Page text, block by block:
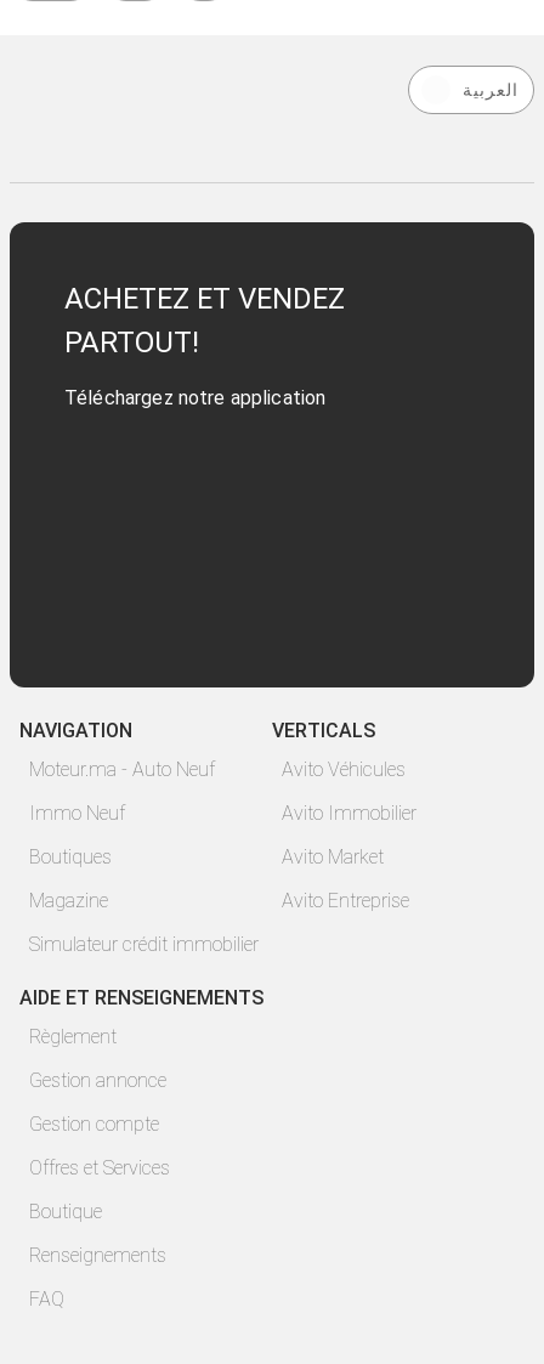
العربية
ACHETEZ ET VENDEZ
PARTOUT!
Téléchargez notre application
NAVIGATION
Moteur.ma - Auto Neuf
Immo Neuf
Boutiques
Magazine
Simulateur crédit immobilier
VERTICALS
Avito Véhicules
Avito Immobilier
Avito Market
Avito Entreprise
AIDE ET RENSEIGNEMENTS
Règlement
Gestion annonce
Gestion compte
Offres et Services
Boutique
Renseignements
FAQ